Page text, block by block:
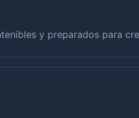
y preparados para